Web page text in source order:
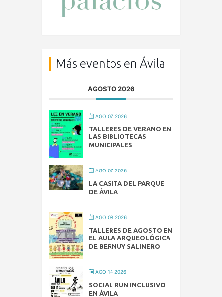
Más eventos en Ávila
AGOSTO 2026
AGO 07 2026
TALLERES DE VERANO EN
LAS BIBLIOTECAS
MUNICIPALES
AGO 07 2026
LA CASITA DEL PARQUE
DE ÁVILA
AGO 08 2026
TALLERES DE AGOSTO EN
EL AULA ARQUEOLÓGICA
DE BERNUY SALINERO
AGO 14 2026
SOCIAL RUN INCLUSIVO
EN ÁVILA